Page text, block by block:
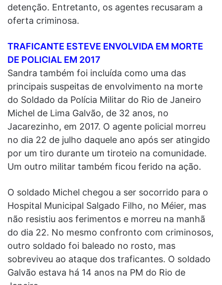
detenção. Entretanto, os agentes recusaram a
oferta criminosa.
TRAFICANTE ESTEVE ENVOLVIDA EM MORTE
DE POLICIAL EM 2017
Sandra também foi incluída como uma das
principais suspeitas de envolvimento na morte
do Soldado da Polícia Militar do Rio de Janeiro
Michel de Lima Galvão, de 32 anos, no
Jacarezinho, em 2017. O agente policial morreu
no dia 22 de julho daquele ano após ser atingido
por um tiro durante um tiroteio na comunidade.
Um outro militar também ficou ferido na ação.
O soldado Michel chegou a ser socorrido para o
Hospital Municipal Salgado Filho, no Méier, mas
não resistiu aos ferimentos e morreu na manhã
do dia 22. No mesmo confronto com criminosos,
outro soldado foi baleado no rosto, mas
sobreviveu ao ataque dos traficantes. O soldado
Galvão estava há 14 anos na PM do Rio de